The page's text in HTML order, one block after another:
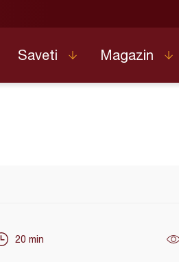
Saveti Magazin
20 min